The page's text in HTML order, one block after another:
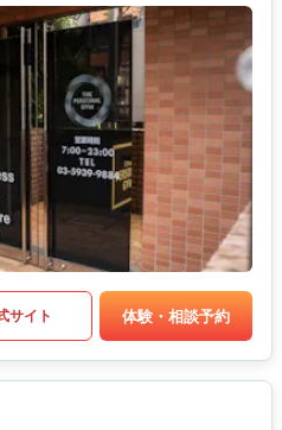
サイト 体験・相談予約